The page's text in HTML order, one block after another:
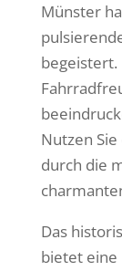
Münster
begeistert.
Nutzen
durch die
Das
bietet eine